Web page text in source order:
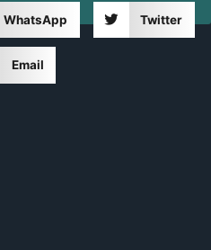
WhatsApp Twitter
Email